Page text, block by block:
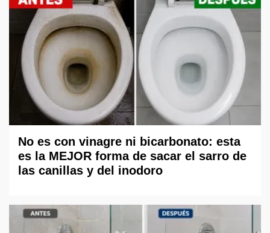
No es con vinagre ni bicarbonato: esta
es la MEJOR forma de sacar el sarro de
las canillas y del inodoro